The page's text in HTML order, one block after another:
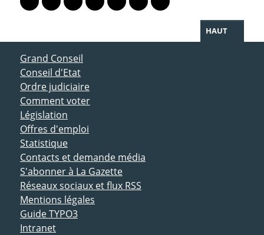
Lien vers le profil Mastodon
Lien vers le profil Bluesky
Lien vers le profil Instagram
Lien vers le profil Linkedin
Lien vers le profil Facebook
Lien vers le profil Twitter
Partager par WhatsApp
HAUT
ACCÈS DIRECT
Grand Conseil
Conseil d'Etat
Ordre judiciaire
Comment voter
Législation
Offres d'emploi
Statistique
Contacts et demande média
S'abonner à La Gazette
Réseaux sociaux et flux RSS
Mentions légales
Guide TYPO3
Intranet